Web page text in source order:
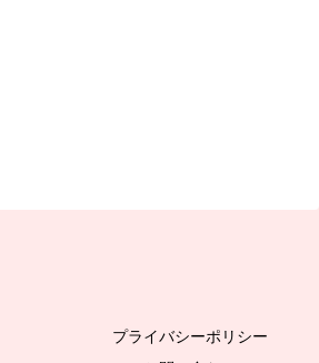
プライバシーポリシー